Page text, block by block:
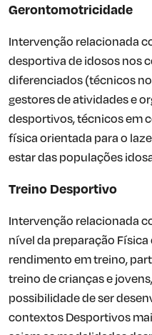
Gerontomotricidade
Intervenção relacionada
desportiva de idosos nos
diferenciados (técnicos
gestores de atividades e
desportivos, técnicos em
física orientada para o
estar das populações
Treino Desportivo
Intervenção relacionada
nível da preparação Física
rendimento em treino,
treino de crianças e
possibilidade de ser
contextos Desportivos